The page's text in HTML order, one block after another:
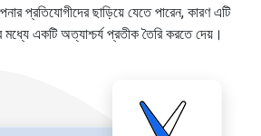
প্রতিযোগীদের ছাড়িয়ে যেতে পারেন, কারণ এটি
একটি অত্যাশ্চর্য প্রতীক তৈরি করতে দেয়।